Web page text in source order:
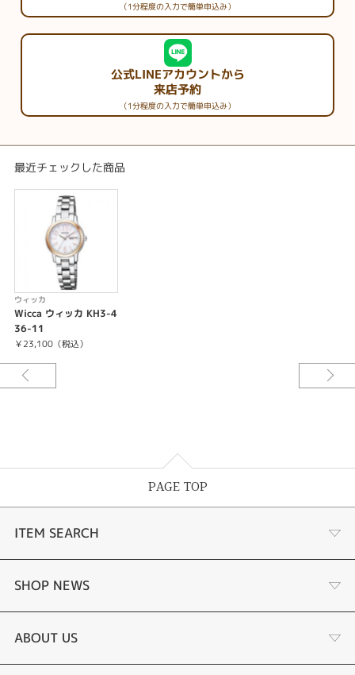
（1分程度の入力で簡単申込み）
公式LINEアカウントから
来店予約
（1分程度の入力で簡単申込み）
最近チェックした商品
ウィッカ
Wicca ウィッカ KH3-4
36-11
￥23,100（税込）
PAGE TOP
ITEM SEARCH
婚約指輪
結婚指輪
SHOP NEWS
タケウチのこだわり
ABOUT US